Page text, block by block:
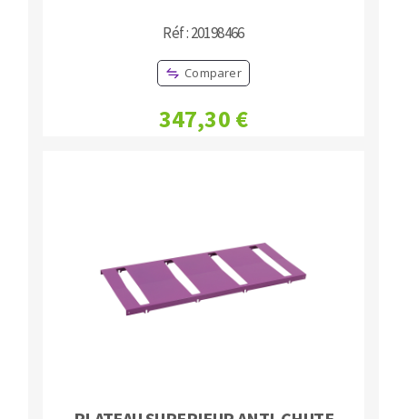
Réf : 20198466
Comparer
347,30 €